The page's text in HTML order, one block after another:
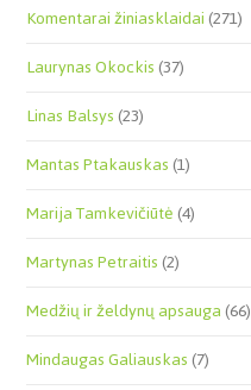
Komentarai žiniasklaidai(271)
Laurynas Okockis(37)
Linas Balsys(23)
Mantas Ptakauskas(1)
Marija Tamkevičiūtė(4)
Martynas Petraitis(2)
Medžių ir želdynų apsauga(66)
Mindaugas Galiauskas(7)